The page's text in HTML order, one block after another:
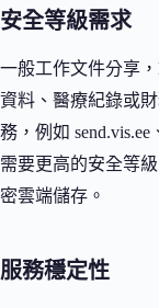
安全等級需求
一般工作文件分享
資料、醫療紀錄或
務，例如 send.vis.ee
需要更高的安全等
密雲端儲存。
服務穩定性